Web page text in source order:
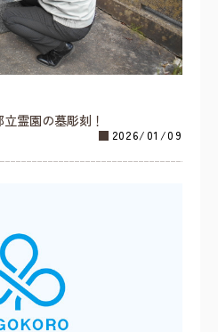
2026/01/09
霊園の墓彫刻！